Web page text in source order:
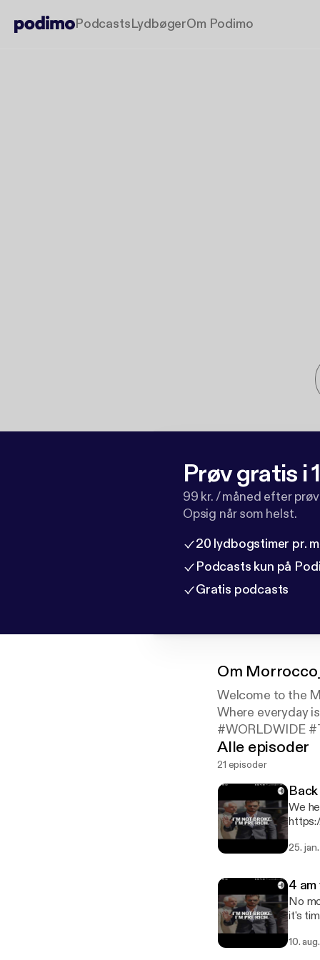
PodcastsLydbøgerOm Podimo
Prøv gratis i
99 kr. / måned efter
Opsig når som helst.
20 lydbogstimer pr.
Podcasts kun på
Gratis podcasts
Om
Welcome to the
Where everyday
#WORLDWIDE
y.com/pod/show/
Alle episoder
21 episoder
We here
25.
4
No
it's
10.